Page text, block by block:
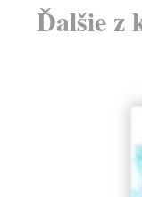
Ďalšie z